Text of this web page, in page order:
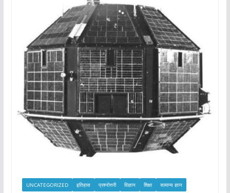
UNCATEGORIZED इतिहास प्रश्नोत्तरी विज्ञान शिक्षा सामान्य ज्ञान